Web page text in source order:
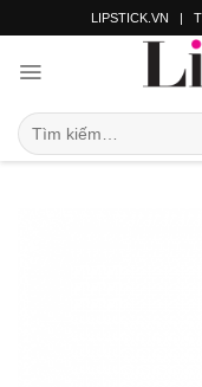
LIPSTICK.VN |